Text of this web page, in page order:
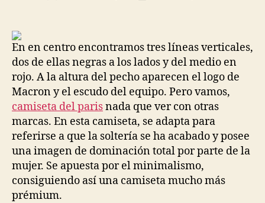
En en centro encontramos tres líneas verticales,
dos de ellas negras a los lados y del medio en
rojo. A la altura del pecho aparecen el logo de
Macron y el escudo del equipo. Pero vamos,
camiseta del parisnada que ver con otras
marcas. En esta camiseta, se adapta para
referirse a que la soltería se ha acabado y posee
una imagen de dominación total por parte de la
mujer. Se apuesta por el minimalismo,
consiguiendo así una camiseta mucho más
prémium.